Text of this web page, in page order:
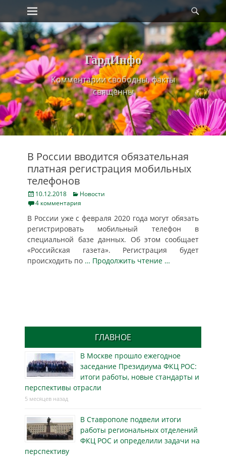
Skip
to
content
Primary Menu
ГардИнфо
Комментарии свободны, факты
священны
В России вводится обязательная
платная регистрация мобильных
телефонов
Posted
on
10.12.2018 Categories
Новости
4 комментария
В России уже с февраля 2020 года могут обязать
регистрировать мобильный телефон в
специальной базе данных. Об этом сообщает
«Российская газета». Регистрация будет
происходить по … Продолжить чтение …
ГЛАВНОЕ
В Москве прошло ежегодное
заседание Президиума ФКЦ РОС:
итоги работы, новые стандарты и
перспективы отрасли
5 месяцев назад
В Ставрополе подвели итоги
работы региональных отделений
ФКЦ РОС и определили задачи на
перспективу